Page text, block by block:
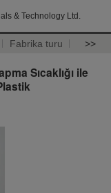
& Technology Ltd.
Fabrika turu >>
Sıcaklığı ile